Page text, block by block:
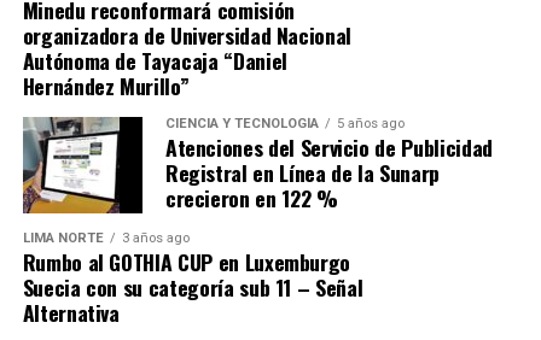
Source link
Comparte esto:
Minedu reconformará comisión
organizadora de Universidad Nacional
Autónoma de Tayacaja “Daniel
Hernández Murillo”
CIENCIA Y TECNOLOGÍA 5 años ago
Atenciones del Servicio de Publicidad
Registral en Línea de la Sunarp
crecieron en 122 %
LIMA NORTE 3 años ago
Rumbo al GOTHIA CUP en Luxemburgo
Suecia con su categoría sub 11 – Señal
Alternativa